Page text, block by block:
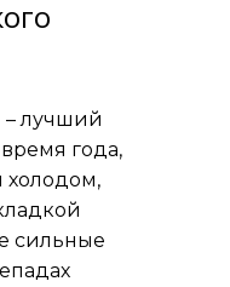
лучший
года,
холодом,
сильные